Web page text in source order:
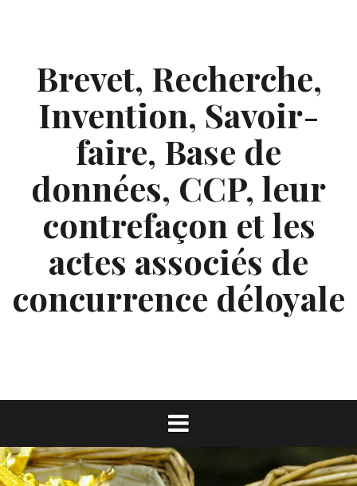
Brevet, Recherche,
Invention, Savoir-
faire, Base de
données, CCP, leur
contrefaçon et les
actes associés de
concurrence déloyale